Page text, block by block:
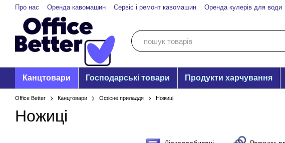
Перейти до основного контенту
Про нас Оренда кавомашин Сервіс і ремонт кавомашин Оренда кулерів для води
Канцтовари Господарські товари Продукти харчування
Office Better Канцтовари Офісне приладдя Ножиці
Ножиці